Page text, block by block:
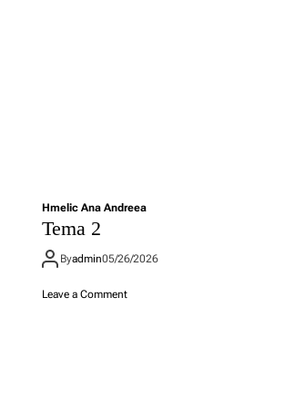
Hmelic Ana Andreea
Tema 2
Byadmin05/26/2026
Leave a Commento